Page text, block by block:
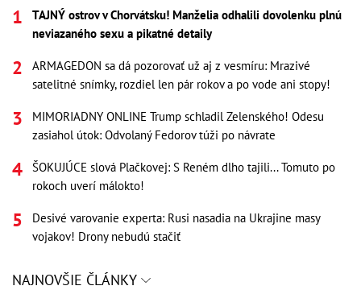
TAJNÝ ostrov v Chorvátsku! Manželia odhalili dovolenku plnú
neviazaného sexu a pikatné detaily
ARMAGEDON sa dá pozorovať už aj z vesmíru: Mrazivé
satelitné snímky, rozdiel len pár rokov a po vode ani stopy!
MIMORIADNY ONLINE Trump schladil Zelenského! Odesu
zasiahol útok: Odvolaný Fedorov túži po návrate
ŠOKUJÚCE slová Plačkovej: S Reném dlho tajili... Tomuto po
rokoch uverí málokto!
Desivé varovanie experta: Rusi nasadia na Ukrajine masy
vojakov! Drony nebudú stačiť
NAJNOVŠIE ČLÁNKY